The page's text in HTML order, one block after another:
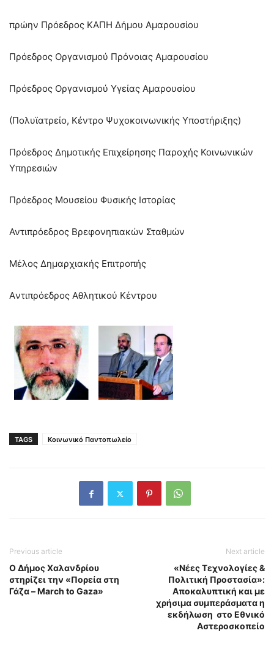
πρώην Πρόεδρος ΚΑΠΗ Δήμου Αμαρουσίου
Πρόεδρος Οργανισμού Πρόνοιας Αμαρουσίου
Πρόεδρος Οργανισμού Υγείας Αμαρουσίου
(Πολυϊατρείο, Κέντρο Ψυχοκοινωνικής Υποστήριξης)
Πρόεδρος Δημοτικής Επιχείρησης Παροχής Κοινωνικών
Υπηρεσιών
Πρόεδρος Μουσείου Φυσικής Ιστορίας
Αντιπρόεδρος Βρεφονηπιακών Σταθμών
Μέλος Δημαρχιακής Επιτροπής
Aντιπρόεδρος Αθλητικού Κέντρου
TAGS Κοινωνικό Παντοπωλείο
Previous article
Ο Δήμος Χαλανδρίου
στηρίζει την «Πορεία στη
Γάζα – March to Gaza»
Next article
«Νέες Τεχνολογίες &
Πολιτική Προστασία»:
Aποκαλυπτική και με
χρήσιμα συμπεράσματα η
εκδήλωση στο Εθνικό
Αστεροσκοπείο